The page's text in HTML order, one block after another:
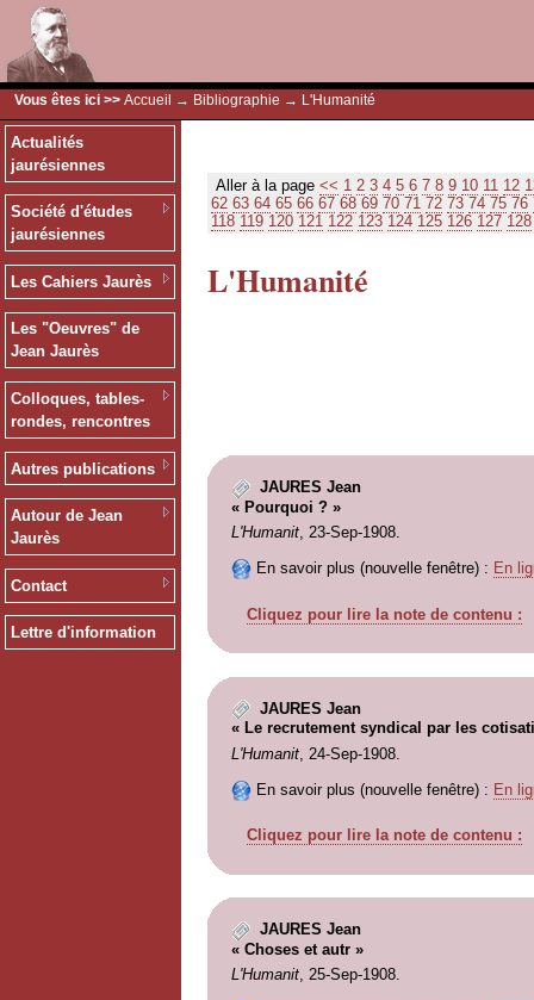
Vous êtes ici >> Accueil → Bibliographie → L'Humanité
Actualités
jaurésiennes
Société d'études
jaurésiennes
Les Cahiers Jaurès
Les "Oeuvres" de
Jean Jaurès
Colloques, tables-
rondes, rencontres
Autres publications
Autour de Jean
Jaurès
Contact
Lettre d'information
Aller à la page << 1 2 3 4 5 6 7 8 9 10 11 12
62 63 64 65 66 67 68 69 70 71 72 73 74 75 76
118 119 120 121 122 123 124 125 126 127 128
L'Humanité
JAURES Jean
« Pourquoi ? »
L'Humanit, 23-Sep-1908.
En savoir plus (nouvelle fenêtre) : En
Cliquez pour lire la note de contenu :
JAURES Jean
« Le recrutement syndical par les
L'Humanit, 24-Sep-1908.
En savoir plus (nouvelle fenêtre) : En
Cliquez pour lire la note de contenu :
JAURES Jean
« Choses et autr »
L'Humanit, 25-Sep-1908.